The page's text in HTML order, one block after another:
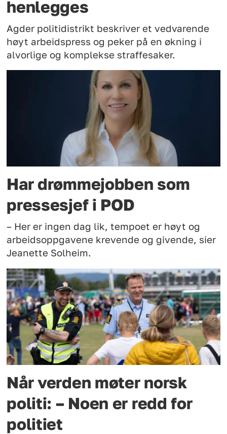
henlegges
Agder politidistrikt beskriver et vedvarende
høyt arbeidspress og peker på en økning i
alvorlige og komplekse straffesaker.
Har drømmejobben som
pressesjef i POD
– Her er ingen dag lik, tempoet er høyt og
arbeidsoppgavene krevende og givende, sier
Jeanette Solheim.
Når verden møter norsk
politi: – Noen er redd for
politiet